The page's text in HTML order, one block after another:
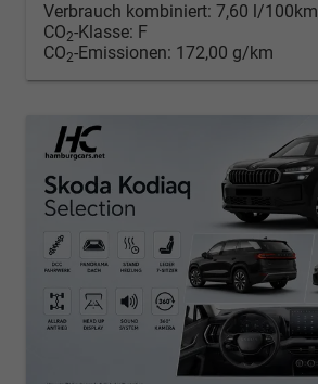
Verbrauch kombiniert: 7,60 l/100km
CO2-Klasse: F
CO2-Emissionen: 172,00 g/km